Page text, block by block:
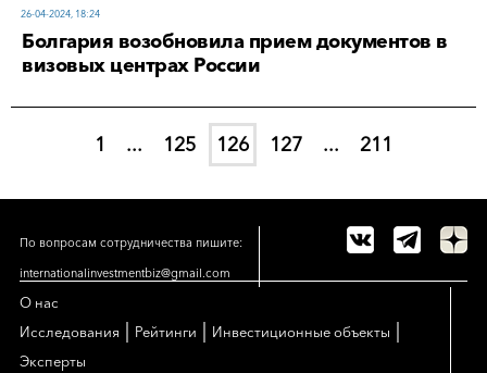
26-04-2024, 18:24
Болгария возобновила прием документов в
визовых центрах России
1 ... 125 126 127 ... 211
По вопросам сотрудничества пишите:
internationalinvestmentbiz@gmail.com
О нас
Исследования
Рейтинги Инвестиционные объекты
Эксперты